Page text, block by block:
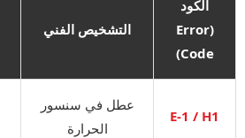
الكود
(Error
Code)
التشخيص الفني
E-1 / H1
عطل في سنسور
الحرارة